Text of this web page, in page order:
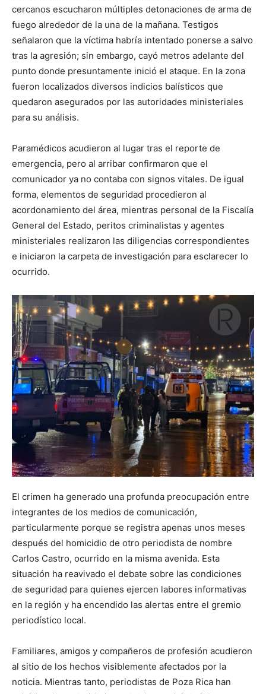
cercanos escucharon múltiples detonaciones de arma de
fuego alrededor de la una de la mañana. Testigos
señalaron que la víctima habría intentado ponerse a salvo
tras la agresión; sin embargo, cayó metros adelante del
punto donde presuntamente inició el ataque. En la zona
fueron localizados diversos indicios balísticos que
quedaron asegurados por las autoridades ministeriales
para su análisis.
Paramédicos acudieron al lugar tras el reporte de
emergencia, pero al arribar confirmaron que el
comunicador ya no contaba con signos vitales. De igual
forma, elementos de seguridad procedieron al
acordonamiento del área, mientras personal de la Fiscalía
General del Estado, peritos criminalistas y agentes
ministeriales realizaron las diligencias correspondientes
e iniciaron la carpeta de investigación para esclarecer lo
ocurrido.
El crimen ha generado una profunda preocupación entre
integrantes de los medios de comunicación,
particularmente porque se registra apenas unos meses
después del homicidio de otro periodista de nombre
Carlos Castro, ocurrido en la misma avenida. Esta
situación ha reavivado el debate sobre las condiciones
de seguridad para quienes ejercen labores informativas
en la región y ha encendido las alertas entre el gremio
periodístico local.
Familiares, amigos y compañeros de profesión acudieron
al sitio de los hechos visiblemente afectados por la
noticia. Mientras tanto, periodistas de Poza Rica han